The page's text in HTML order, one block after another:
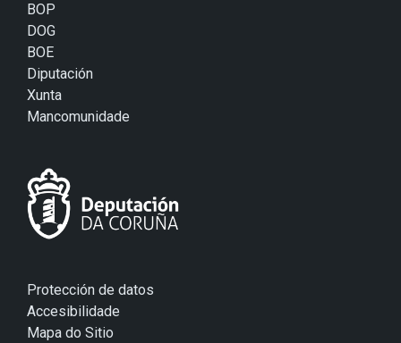
BOP
DOG
BOE
Diputación
Xunta
Mancomunidade
Protección de datos
Accesibilidade
Mapa do Sitio